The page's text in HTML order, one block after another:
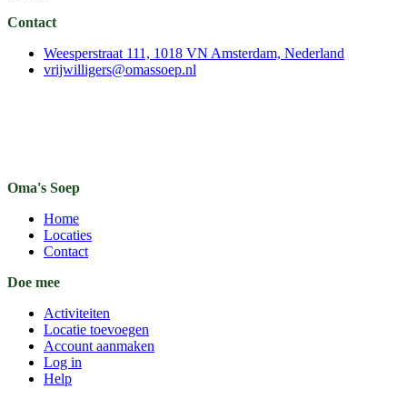
Contact
Weesperstraat 111, 1018 VN Amsterdam, Nederland
vrijwilligers@omassoep.nl
Oma's Soep
Home
Locaties
Contact
Doe mee
Activiteiten
Locatie toevoegen
Account aanmaken
Log in
Help